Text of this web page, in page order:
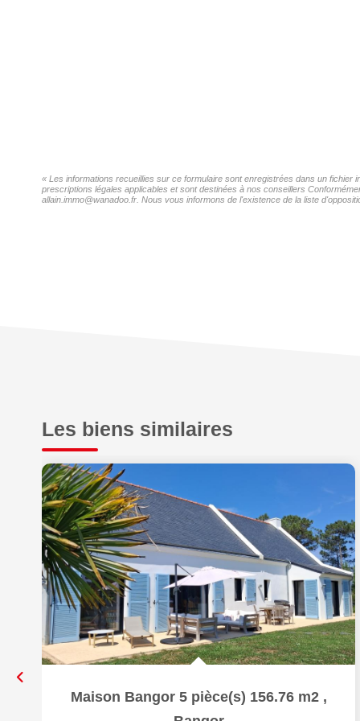
« Les informations recueillies sur ce formulaire sont enregistrées dans un
prescriptions légales applicables et sont destinées à nos conseillers
allain.immo@wanadoo.fr. Nous vous informons de l'existence de la liste
Les biens similaires
Maison Bangor 5 pièce(s) 156.76 m2 ,